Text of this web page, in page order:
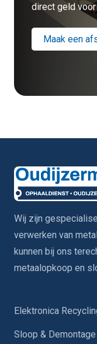
direct geld
Maak een
Wij zijn
verwerken van
kunnen bij ons
metaalopkoop en
Elektronica
Sloop & Demontage